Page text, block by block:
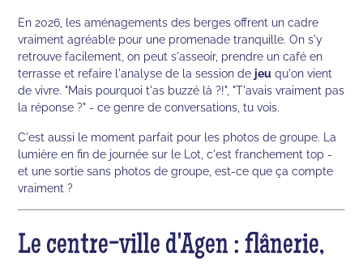
En 2026, les aménagements des berges offrent un cadre
vraiment agréable pour une promenade tranquille. On s'y
retrouve facilement, on peut s'asseoir, prendre un café en
terrasse et refaire l'analyse de la session de jeu qu'on vient
de vivre. "Mais pourquoi t'as buzzé là ?!", "T'avais vraiment pas
la réponse ?" - ce genre de conversations, tu vois.
C'est aussi le moment parfait pour les photos de groupe. La
lumière en fin de journée sur le Lot, c'est franchement top -
et une sortie sans photos de groupe, est-ce que ça compte
vraiment ?
Le centre-ville d'Agen : flânerie,